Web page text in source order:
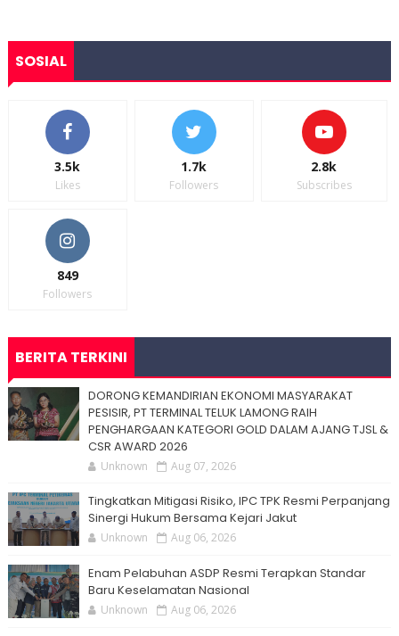
SOSIAL
3.5k
Likes
1.7k
Followers
2.8k
Subscribes
849
Followers
BERITA TERKINI
DORONG KEMANDIRIAN EKONOMI MASYARAKAT
PESISIR, PT TERMINAL TELUK LAMONG RAIH
PENGHARGAAN KATEGORI GOLD DALAM AJANG TJSL &
CSR AWARD 2026
Unknown Aug 07, 2026
Tingkatkan Mitigasi Risiko, IPC TPK Resmi Perpanjang
Sinergi Hukum Bersama Kejari Jakut
Unknown Aug 06, 2026
Enam Pelabuhan ASDP Resmi Terapkan Standar
Baru Keselamatan Nasional
Unknown Aug 06, 2026